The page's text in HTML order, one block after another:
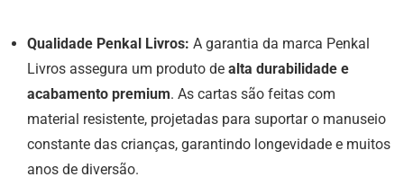
Qualidade Penkal Livros: A garantia da marca Penkal
Livros assegura um produto de alta durabilidade e
acabamento premium. As cartas são feitas com
material resistente, projetadas para suportar o manuseio
constante das crianças, garantindo longevidade e muitos
anos de diversão.